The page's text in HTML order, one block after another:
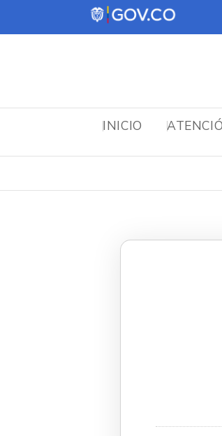
INICIO